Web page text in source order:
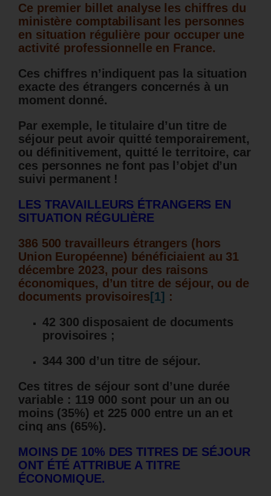
Ce premier billet analyse les chiffres du
ministère comptabilisant les personnes
en situation régulière pour occuper une
activité professionnelle en France.
Ces chiffres n’indiquent pas la situation
exacte des étrangers concernés à un
moment donné.
Par exemple, le titulaire d’un titre de
séjour peut avoir quitté temporairement,
ou définitivement, quitté le territoire, car
ces personnes ne font pas l’objet d’un
suivi permanent !
LES TRAVAILLEURS ÉTRANGERS EN
SITUATION RÉGULIÈRE
386 500 travailleurs étrangers (hors
Union Européenne) bénéficiaient au 31
décembre 2023, pour des raisons
économiques, d’un titre de séjour, ou de
documents provisoires [1] :
42 300 disposaient de documents
provisoires ;
344 300 d’un titre de séjour.
Ces titres de séjour sont d’une durée
variable : 119 000 sont pour un an ou
moins (35%) et 225 000 entre un an et
cinq ans (65%).
MOINS DE 10% DES TITRES DE SÉJOUR
ONT ÉTÉ ATTRIBUE A TITRE
ÉCONOMIQUE.